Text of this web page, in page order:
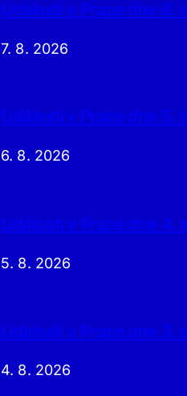
Události v Praze dne 6.
7. 8. 2026
Události v Praze dne 5.
6. 8. 2026
Události v Praze dne 4.
5. 8. 2026
Události v Praze dne 3.
4. 8. 2026